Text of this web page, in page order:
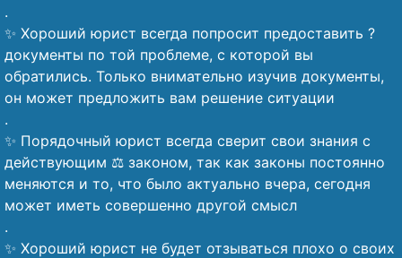
.
✨ Хороший юрист всегда попросит предоставить ?
документы по той проблеме, с которой вы
обратились. Только внимательно изучив документы,
он может предложить вам решение ситуации
.
✨ Порядочный юрист всегда сверит свои знания с
действующим ⚖️ законом, так как законы постоянно
меняются и то, что было актуально вчера, сегодня
может иметь совершенно другой смысл
.
✨ Хороший юрист не будет отзываться плохо о своих